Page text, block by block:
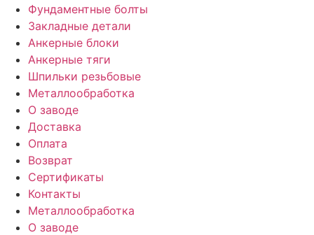
Фундаментные болты
Закладные детали
Анкерные блоки
Анкерные тяги
Шпильки резьбовые
Металлообработка
О заводе
Доставка
Оплата
Возврат
Сертификаты
Контакты
Металлообработка
О заводе